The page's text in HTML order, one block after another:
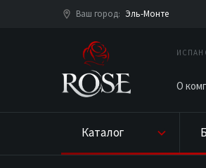
Ваш город: Эль-Монте
О
Каталог